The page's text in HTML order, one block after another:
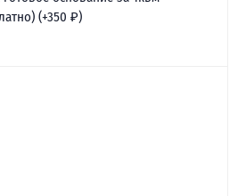
(+350 ₽)